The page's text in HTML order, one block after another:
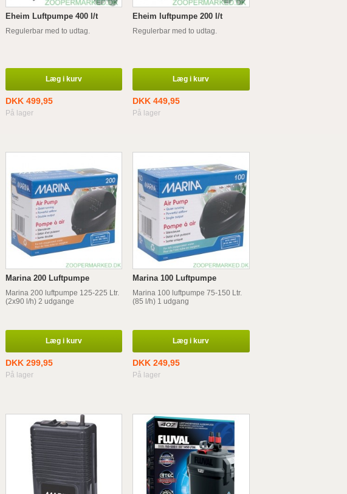
Eheim Luftpumpe 400 l/t
Regulerbar med to udtag.
Læg i kurv
DKK 499,95
På lager
Eheim luftpumpe 200 l/t
Regulerbar med to udtag.
Læg i kurv
DKK 449,95
På lager
Marina 200 Luftpumpe
Marina 200 luftpumpe 125-225 Ltr.
(2x90 l/h) 2 udgange
Læg i kurv
DKK 299,95
På lager
Marina 100 Luftpumpe
Marina 100 luftpumpe 75-150 Ltr.
(85 l/h) 1 udgang
Læg i kurv
DKK 249,95
På lager